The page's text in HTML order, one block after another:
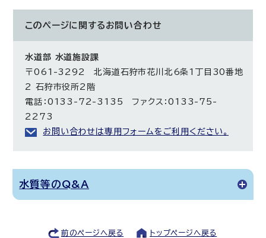
このページに関する お問い合わせ
水道部 水道施設課
〒061-3292 北海道石狩市花川北6条1丁目30番地
2 石狩市役所2階
電話：0133-72-3135 ファクス：0133-75-
2273
お問い合わせは専用フォームをご利用ください。
水質等のQ&A
前のページへ戻る トップページへ戻る